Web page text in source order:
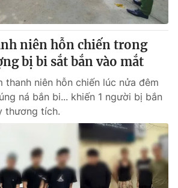
niên hỗn chiến trong
bị bi sắt bắn vào mắt
thanh niên hỗn chiến lúc nửa đêm
ná bắn bi... khiến 1 người bị bắn
thương tích.